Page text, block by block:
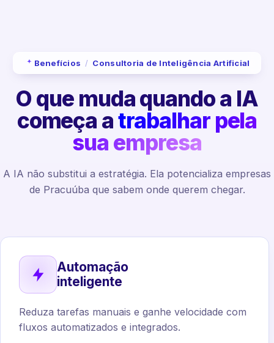
Benefícios / Consultoria de Inteligência Artificial
O que muda quando a IA
começa atrabalhar pela
sua empresa
A IA não substitui a estratégia. Ela potencializa empresas
de Pracuúba que sabem onde querem chegar.
Automação
inteligente
Reduza tarefas manuais e ganhe velocidade com
fluxos automatizados e integrados.